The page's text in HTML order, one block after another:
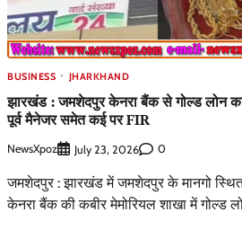
BUSINESS JHARKHAND
झारखंड : जमशेदपुर केनरा बैंक से गोल्ड लोन
पूर्व मैनेजर समेत कई पर FIR
NewsXpoz July 23, 2026 0
जमशेदपुर : झारखंड में जमशेदपुर के मानगो
केनरा बैंक की कबीर मेमोरियल शाखा में गोल्ड